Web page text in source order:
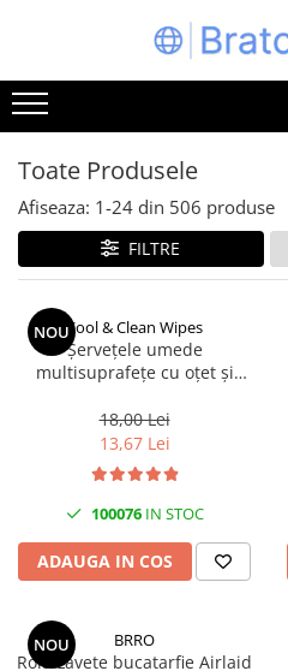
Toate Produsele
Articole animale
Adapatoare animale
Hrana pentru animale
Hrana pentru caini
Hrana pentru pisici
Auto
Bucatarii de vara Tuozi
Articole ambalare
Articole bucatarie
Articole mobila
Articole organizare
Articole Sportive
Cutii postale
Electronice si electrocasnice
Toate Produsele
Afiseaza: 1-24 din 506 produse
FILTRE
NOUCool & Clean Wipes
Șervețele umede
multisuprafețe cu oțet și
Clean
18,00 Lei
13,67 Lei
100076IN STOC
ADAUGA IN COS
NOU BRRO
Rola Lavete bucatarfie Airlaid